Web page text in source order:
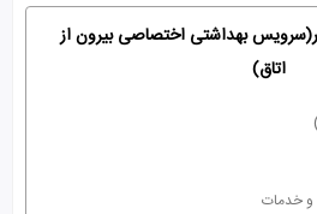
بهداشتی اختصاصی بیرون از
اتاق)
و خدمات